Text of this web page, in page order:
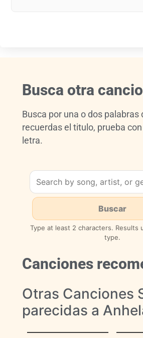
Busca otra
Busca por una o dos palabras
recuerdas el titulo, prueba
letra.
Type at least 2 characters. Results
type.
Canciones
Otras Canciones
parecidas a
La Bikina